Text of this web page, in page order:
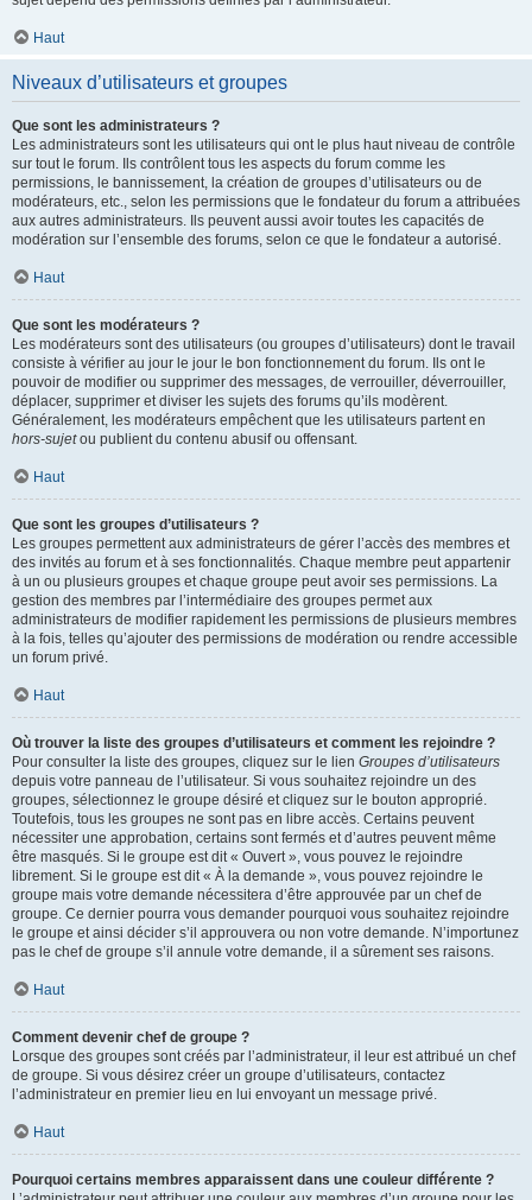
Haut
Niveaux d’utilisateurs et groupes
Que sont les administrateurs ?
Les administrateurs sont les utilisateurs qui ont le plus haut niveau de contrôle
sur tout le forum. Ils contrôlent tous les aspects du forum comme les
permissions, le bannissement, la création de groupes d’utilisateurs ou de
modérateurs, etc., selon les permissions que le fondateur du forum a attribuées
aux autres administrateurs. Ils peuvent aussi avoir toutes les capacités de
modération sur l’ensemble des forums, selon ce que le fondateur a autorisé.
Haut
Que sont les modérateurs ?
Les modérateurs sont des utilisateurs (ou groupes d’utilisateurs) dont le travail
consiste à vérifier au jour le jour le bon fonctionnement du forum. Ils ont le
pouvoir de modifier ou supprimer des messages, de verrouiller, déverrouiller,
déplacer, supprimer et diviser les sujets des forums qu’ils modèrent.
Généralement, les modérateurs empêchent que les utilisateurs partent en
hors-sujetou publient du contenu abusif ou offensant.
Haut
Que sont les groupes d’utilisateurs ?
Les groupes permettent aux administrateurs de gérer l’accès des membres et
des invités au forum et à ses fonctionnalités. Chaque membre peut appartenir
à un ou plusieurs groupes et chaque groupe peut avoir ses permissions. La
gestion des membres par l’intermédiaire des groupes permet aux
administrateurs de modifier rapidement les permissions de plusieurs membres
à la fois, telles qu’ajouter des permissions de modération ou rendre accessible
un forum privé.
Haut
Où trouver la liste des groupes d’utilisateurs et comment les rejoindre ?
Pour consulter la liste des groupes, cliquez sur le lien Groupes d’utilisateurs
depuis votre panneau de l’utilisateur. Si vous souhaitez rejoindre un des
groupes, sélectionnez le groupe désiré et cliquez sur le bouton approprié.
Toutefois, tous les groupes ne sont pas en libre accès. Certains peuvent
nécessiter une approbation, certains sont fermés et d’autres peuvent même
être masqués. Si le groupe est dit « Ouvert », vous pouvez le rejoindre
librement. Si le groupe est dit « À la demande », vous pouvez rejoindre le
groupe mais votre demande nécessitera d’être approuvée par un chef de
groupe. Ce dernier pourra vous demander pourquoi vous souhaitez rejoindre
le groupe et ainsi décider s’il approuvera ou non votre demande. N’importunez
pas le chef de groupe s’il annule votre demande, il a sûrement ses raisons.
Haut
Comment devenir chef de groupe ?
Lorsque des groupes sont créés par l’administrateur, il leur est attribué un chef
de groupe. Si vous désirez créer un groupe d’utilisateurs, contactez
l’administrateur en premier lieu en lui envoyant un message privé.
Haut
Pourquoi certains membres apparaissent dans une couleur différente ?